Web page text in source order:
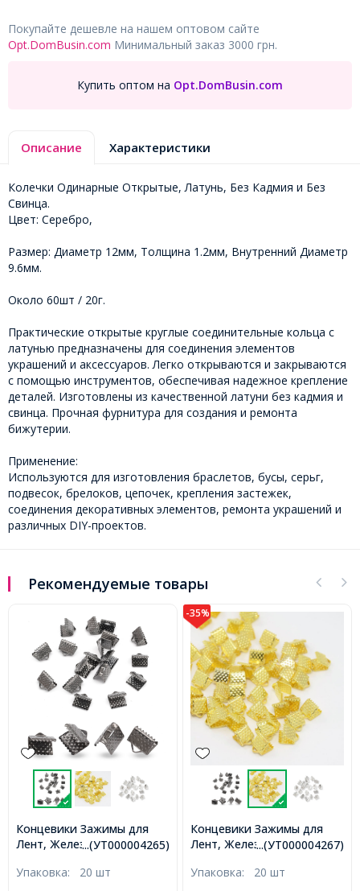
Покупайте дешевле на нашем оптовом сайте
Opt.DomBusin.com Минимальный заказ 3000 грн.
Купить оптом на Opt.DomBusin.com
Описание Характеристики
Колечки Одинарные Открытые, Латунь, Без Кадмия и Без
Свинца.
Цвет: Серебро,
Размер: Диаметр 12мм, Толщина 1.2мм, Внутренний Диаметр
9.6мм.
Около 60шт / 20г.
Практические открытые круглые соединительные кольца с
латунью предназначены для соединения элементов
украшений и аксессуаров. Легко открываются и закрываются
с помощью инструментов, обеспечивая надежное крепление
деталей. Изготовлены из качественной латуни без кадмия и
свинца. Прочная фурнитура для создания и ремонта
бижутерии.
Применение:
Используются для изготовления браслетов, бусы, серьг,
подвесок, брелоков, цепочек, крепления застежек,
соединения декоративных элементов, ремонта украшений и
различных DIY-проектов.
Рекомендуемые товары
...(УТ000004265)
Концевики Зажимы для
Лент, Железные,
8х6х5мм, Отверстие 2мм,
Упаковка: 20 шт
-35%
...(УТ000004267)
Концевики Зажимы для
Лент, Железные, Золото,
(УТ000004267)
Упаковка: 20 шт